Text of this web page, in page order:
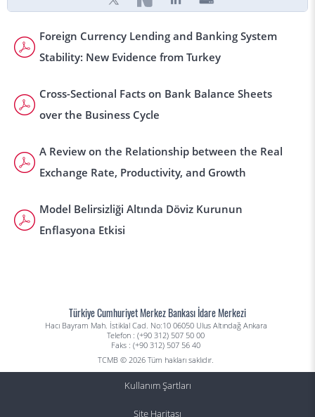
Foreign Currency Lending and Banking System
Stability: New Evidence from Turkey
Cross-Sectional Facts on Bank Balance Sheets
over the Business Cycle
A Review on the Relationship between the Real
Exchange Rate, Productivity, and Growth
Model Belirsizliği Altında Döviz Kurunun
Enflasyona Etkisi
Türkiye Cumhuriyet Merkez Bankası İdare Merkezi
Hacı Bayram Mah. İstiklal Cad. No:10 06050 Ulus Altındağ Ankara
Telefon : (+90 312) 507 50 00
Faks : (+90 312) 507 56 40
TCMB © 2026 Tüm hakları saklıdır.
Kullanım Şartları
Site Haritası